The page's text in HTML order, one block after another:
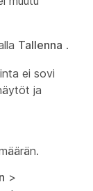
Tallenna .
ei sovi
ja
>